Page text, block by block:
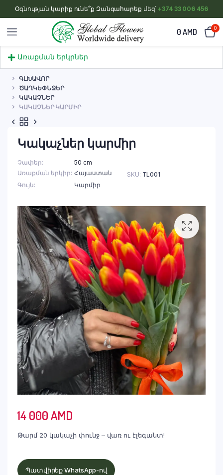
Օգնության կարիք ունե՞ք Զանգահարեք մեզ՝ +374 33 006 456
0 AMD 0
Առաքման երկրներ
ԳԼԽԱՎՈՐ
ԾԱՂԿԵՓՆՋԵՐ
ԿԱԿԱՉՆԵՐ
ԿԱԿԱՉՆԵՐ ԿԱՐՄԻՐ
Կակաչներ կարմիր
Չափեր
50 cm
Առաքման երկիր Հայաստան
Գույն
Կարմիր
SKU: TL001
14 000AMD
Թարմ 20 կակաչի փունջ – վառ ու էլեգանտ!
Պատվիրեք WhatsApp-ով